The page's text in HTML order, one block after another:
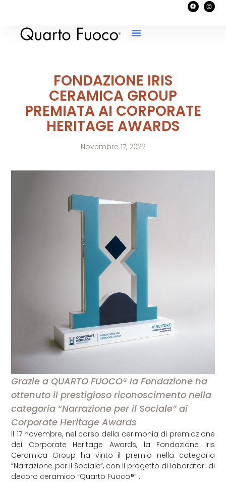
FONDAZIONE IRIS
CERAMICA GROUP
PREMIATA AI CORPORATE
HERITAGE AWARDS
Novembre 17, 2022
Grazie a QUARTO FUOCO® la Fondazione ha
ottenuto il prestigioso riconoscimento nella
categoria “Narrazione per il Sociale” ai
Corporate Heritage Awards
Il 17 novembre, nel corso della cerimonia di premiazione
dei Corporate Heritage Awards, la Fondazione Iris
Ceramica Group ha vinto il premio nella categoria
“Narrazione per il Sociale”, con il progetto di laboratori di
decoro ceramico “Quarto Fuoco®” .